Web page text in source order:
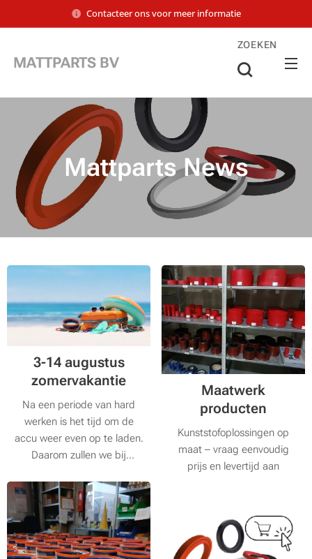
Contacteer ons voor meer informatie
MATTPARTS BV
ZOEKEN
Mattparts News
3-14 augustus
zomervakantie
Na een periode van hard
werken is het tijd om de
accu weer even op te laden.
Daarom zullen we bij
14 augustus even onze
deuren sluiten voor onze
jaarlijkse vakantie.
Maatwerk
producten
Kunststofoplossingen op
maat – vraag eenvoudig
prijs en levertijd aan